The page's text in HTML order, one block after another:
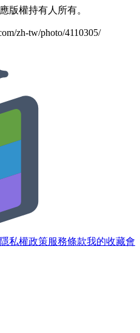
版權持有人所有。
zh-tw/photo/4110305/
隱私權政策服務條款我的收藏會